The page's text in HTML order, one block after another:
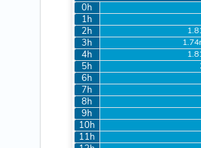
0h
1h
2h
3h
4h
5h
6h
7h
8h
9h
10h
11h